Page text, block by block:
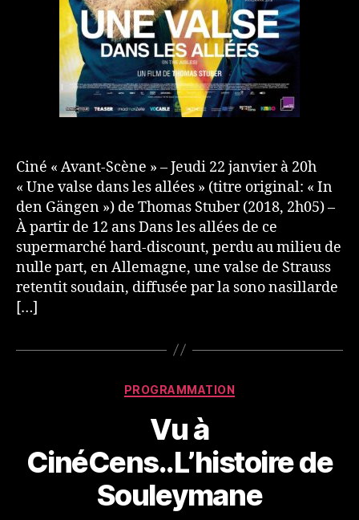
Ciné « Avant-Scène » – Jeudi 22 janvier à 20h
« Une valse dans les allées » (titre original: « In
den Gängen ») de Thomas Stuber (2018, 2h05) –
À partir de 12 ans Dans les allées de ce
supermarché hard-discount, perdu au milieu de
nulle part, en Allemagne, une valse de Strauss
retentit soudain, diffusée par la sono nasillarde
[…]
Catégories
PROGRAMMATION
Vu à
CinéCens..L’histoire de
Souleymane